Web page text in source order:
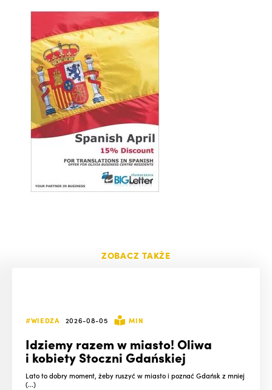
ZOBACZ TAKŻE
#WIEDZA 2026-08-05 MIN
Idziemy razem w miasto! Oliwa
i kobiety Stoczni Gdańskiej
Lato to dobry moment, żeby ruszyć w miasto i poznać Gdańsk z mniej
(...)